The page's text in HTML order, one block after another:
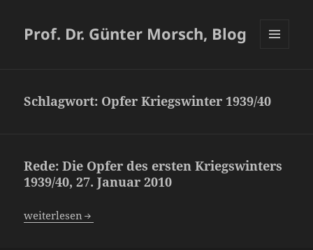
Prof. Dr. Günter Morsch, Blog
Schlagwort: Opfer Kriegswinter 1939/40
Rede: Die Opfer des ersten Kriegswinters
1939/40, 27. Januar 2010
Rede: Die Opfer des ersten Kriegswinters 1939/40, 27.
weiterlesen